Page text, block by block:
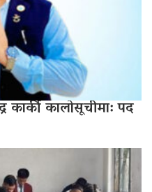
कार्की कालोसूचीमा: पद